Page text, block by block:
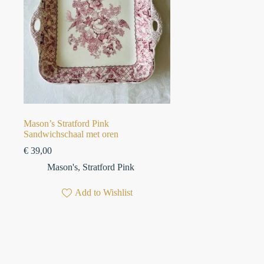
Mason’s Stratford Pink
Sandwichschaal met oren
€ 39,00
Mason's, Stratford Pink
Add to Wishlist